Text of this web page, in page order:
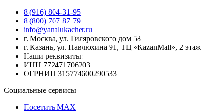
8 (916) 804-31-95
8 (800) 707-87-79
info@yanalukacher.ru
г. Москва, ул. Гиляровского дом 58
г. Казань, ул. Павлюхина 91, ТЦ «КazanMall», 2 этаж
Наши реквизиты:
ИНН 772471706203
ОГРНИП 315774600290533
Социальные сервисы
Посетить MAX